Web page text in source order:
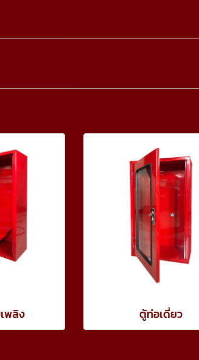
พลิง ตู้ท่อเดี่ยว